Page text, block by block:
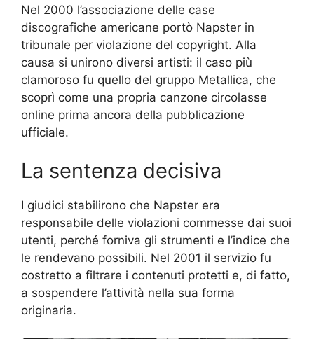
Nel 2000 l’associazione delle case
discografiche americane portò Napster in
tribunale per violazione del copyright. Alla
causa si unirono diversi artisti: il caso più
clamoroso fu quello del gruppo Metallica, che
scoprì come una propria canzone circolasse
online prima ancora della pubblicazione
ufficiale.
La sentenza decisiva
I giudici stabilirono che Napster era
responsabile delle violazioni commesse dai suoi
utenti, perché forniva gli strumenti e l’indice che
le rendevano possibili. Nel 2001 il servizio fu
costretto a filtrare i contenuti protetti e, di fatto,
a sospendere l’attività nella sua forma
originaria.